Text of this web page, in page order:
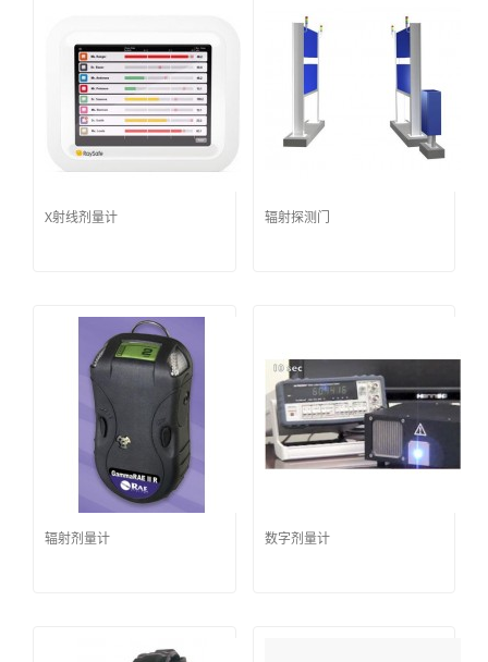
X射线剂量计 辐射探测门
辐射剂量计 数字剂量计